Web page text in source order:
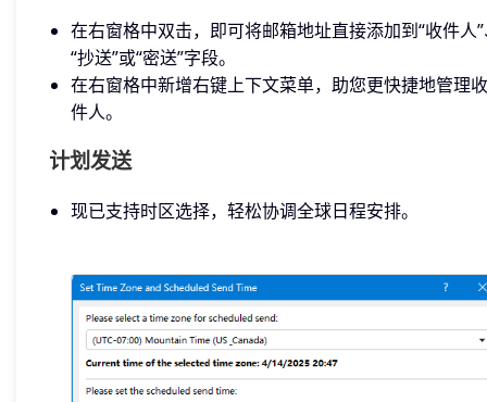
在右窗格中双击，即可将邮箱地址直接添加到“收件人
“抄送”或“密送”字段。
在右窗格中新增右键上下文菜单，助您更快捷地管理收
件人。
计划发送
现已支持时区选择，轻松协调全球日程安排。